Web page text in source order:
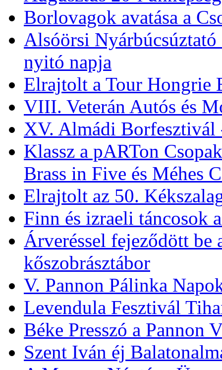
Borlovagok avatása a
Alsóörsi Nyárbúcsúztató
nyitó napja
Elrajtolt a Tour Hongrie
VIII. Veterán Autós és
XV. Almádi Borfesztivál
Klassz a pARTon
Brass in Five és Méhes
Elrajtolt az 50.
Finn és izraeli táncosok
Árveréssel fejeződött
kőszobrásztábor
V. Pannon Pálinka
Levendula Fesztivál
Béke Presszó a Pannon
Szent Iván éj